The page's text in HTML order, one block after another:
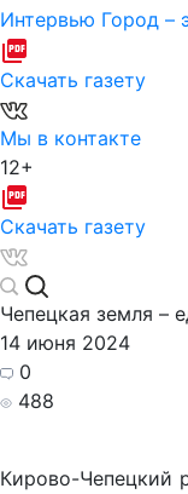
Интервью Город –
Скачать газету
Мы в контакте
12+
Скачать газету
Чепецкая земля –
14 июня 2024
0
488
Кирово-Чепецкий